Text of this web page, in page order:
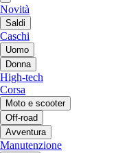
Novità
Saldi
Caschi
Uomo
Donna
High-tech
Corsa
Moto e scooter
Off-road
Avventura
Manutenzione